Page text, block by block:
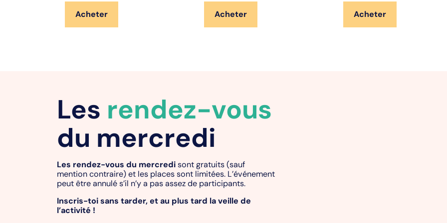
Acheter Acheter Acheter
Les rendez-vous
du mercredi
Les rendez-vous du mercredi sont gratuits (sauf
mention contraire) et les places sont limitées. L’événement
peut être annulé s’il n’y a pas assez de participants.
Inscris-toi sans tarder, et au plus tard la veille de
l’activité !